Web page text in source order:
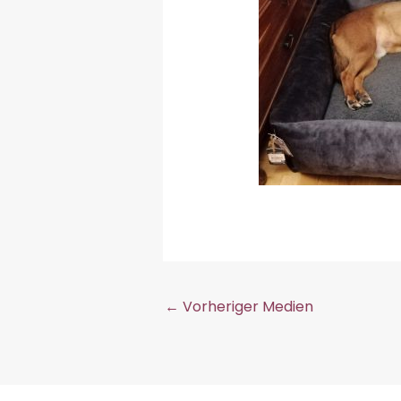
← Vorheriger Medien